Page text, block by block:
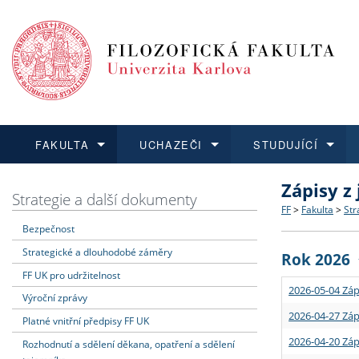
FAKULTA
Dozvědět se více
Struktura
Strategie
Podpora
UCHAZEČI
Podat přihlášku
Co
Učitelské
STUDUJÍCÍ
Dozvědět se více
Rigorózní
Dozvědět se více
O vědě a
Granty a
Dozvědět se více
Aktuální
Strategie a další dokumenty
Bezpečnost
Strategické a dlouhodobé záměry
FF UK pro udržitelnost
Výroční zprávy
Platné vnitřní předpisy FF UK
Rozhodnutí a sdělení děkana, opatření a sdělení
Zápisy
FF > Fakulta >
Rok 2026
2026-05-04
2026-04-27
2026-04-20